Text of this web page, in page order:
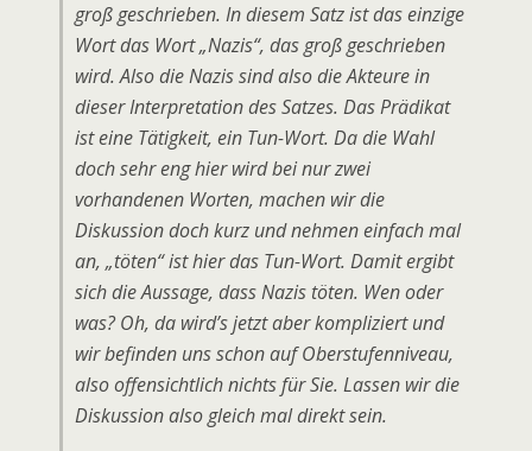
groß geschrieben. In diesem Satz ist das einzige
Wort das Wort „Nazis“, das groß geschrieben
wird. Also die Nazis sind also die Akteure in
dieser Interpretation des Satzes. Das Prädikat
ist eine Tätigkeit, ein Tun-Wort. Da die Wahl
doch sehr eng hier wird bei nur zwei
vorhandenen Worten, machen wir die
Diskussion doch kurz und nehmen einfach mal
an, „töten“ ist hier das Tun-Wort. Damit ergibt
sich die Aussage, dass Nazis töten. Wen oder
was? Oh, da wird’s jetzt aber kompliziert und
wir befinden uns schon auf Oberstufenniveau,
also offensichtlich nichts für Sie. Lassen wir die
Diskussion also gleich mal direkt sein.